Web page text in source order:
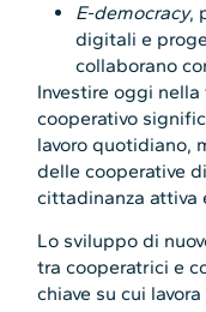
E-democracy,
digitali e
collaborano
Investire oggi
cooperativo
lavoro quotidiano,
delle cooperative
cittadinanza attiva
Lo sviluppo di
tra cooperatrici e
chiave su cui